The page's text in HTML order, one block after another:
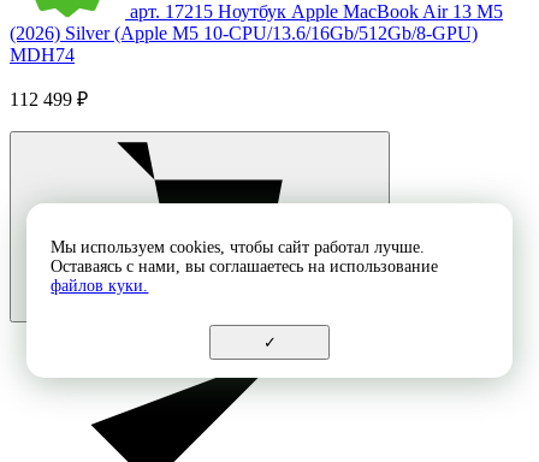
арт. 17215 Ноутбук Apple MacBook Air 13 M5
(2026) Silver (Apple M5 10-CPU/13.6/16Gb/512Gb/8-GPU)
MDH74
112 499 ₽
Мы используем cookies, чтобы сайт работал лучше.
Оставаясь с нами, вы соглашаетесь на использование
файлов куки.
✓